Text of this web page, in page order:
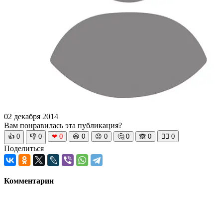
02 декабря 2014
Вам понравилась эта публикация?
👍 0 👎 0 ❤ 0 😆 0 😡 0 🤔 0 🙈 0 🧘‍♀️ 0
Поделиться
Комментарии